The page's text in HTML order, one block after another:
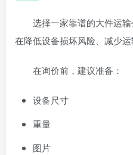
选择一家靠谱的大件运
在降低设备损坏风险、减少运
在询价前，建议准备：
设备尺寸
重量
图片